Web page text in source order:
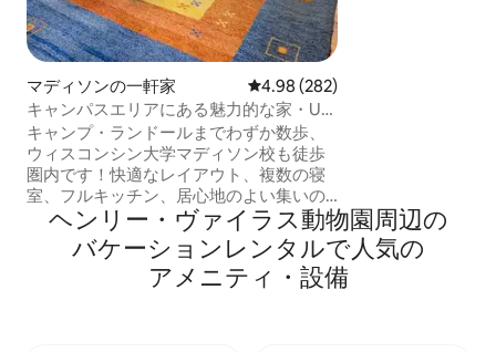
マディソンの一軒家 レビュー282件、5つ星中4.98つ
4.98 (282)
キャンパスエリアにある魅力的な家・UW
近くの一軒家貸切
キャンプ・ランドールまでわずか数歩、
ウィスコンシン大学マディソン校も徒歩
圏内です！快適なレイアウト、複数の寝
室、フルキッチン、居心地のよい集いの
スペースを備えた、最大10名様までご宿
泊いただける広々とした宿泊施設です。
キャンパスで過ごした1日や街を探索した
後の休息に最適な、裏のパティオをお楽
ッチンはありませ
ヘンリー・ヴァイラス動物園⁠周⁠辺⁠の
バ⁠ケ⁠ー⁠シ⁠ョ⁠ン⁠レ⁠ン⁠タ⁠ル⁠で人⁠気⁠の
ア⁠メ⁠ニ⁠テ⁠ィ⁠・⁠設⁠備